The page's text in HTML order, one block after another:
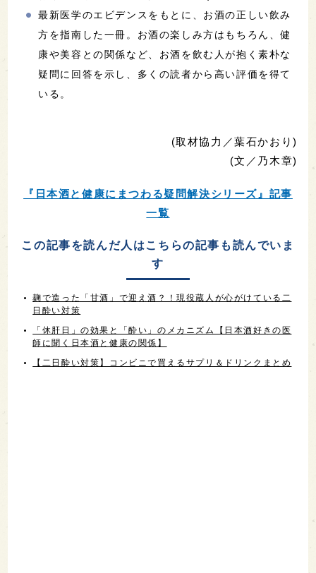
最新医学のエビデンスをもとに、お酒の正しい飲み
方を指南した一冊。お酒の楽しみ方はもちろん、健
康や美容との関係など、お酒を飲む人が抱く素朴な
疑問に回答を示し、多くの読者から高い評価を得て
いる。
(取材協力／葉石かおり)
(文／乃木章)
『日本酒と健康にまつわる疑問解決シリーズ』記事
一覧
この記事を読んだ人はこちらの記事も読んでいま
す
麹で造った「甘酒」で迎え酒？！現役蔵人が心がけている二
日酔い対策
「休肝日」の効果と「酔い」のメカニズム【日本酒好きの医
師に聞く日本酒と健康の関係】
【二日酔い対策】コンビニで買えるサプリ＆ドリンクまとめ